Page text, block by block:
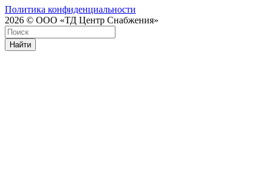
Политика конфиденциальности
2026 © ООО «ТД Центр Снабжения»
Найти